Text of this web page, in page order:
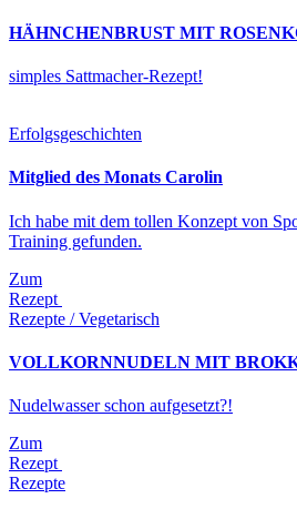
HÄHNCHENBRUST MIT
simples Sattmacher-Rezept!
Erfolgsgeschichten
Mitglied des Monats Carolin
Ich habe mit dem tollen Konzept von
Training gefunden.
Zum
Rezept
Rezepte / Vegetarisch
VOLLKORNNUDELN MIT
Nudelwasser schon aufgesetzt?!
Zum
Rezept
Rezepte